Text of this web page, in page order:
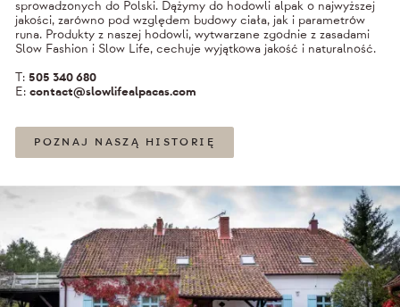
sprowadzonych do Polski. Dążymy do hodowli alpak o najwyższej
jakości, zarówno pod względem budowy ciała, jak i parametrów
runa. Produkty z naszej hodowli, wytwarzane zgodnie z zasadami
Slow Fashion i Slow Life, cechuje wyjątkowa jakość i naturalność.
T:505 340 680
E:contact@slowlifealpacas.com
POZNAJ NASZĄ HISTORIĘ